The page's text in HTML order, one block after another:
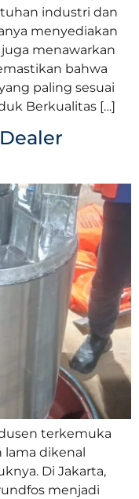
industri dan
menyediakan
menawarkan
bahwa
paling sesuai
Berkualitas […]
terkemuka
dikenal
Di Jakarta,
menjadi